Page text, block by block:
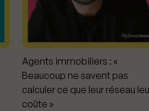
Agents immobiliers : «
Beaucoup ne savent pas
calculer ce que leur réseau
coûte »